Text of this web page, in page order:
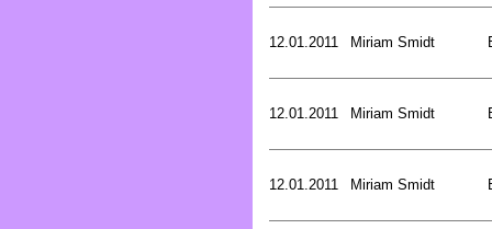
12.01.2011 Miriam Smidt
12.01.2011 Miriam Smidt
12.01.2011 Miriam Smidt